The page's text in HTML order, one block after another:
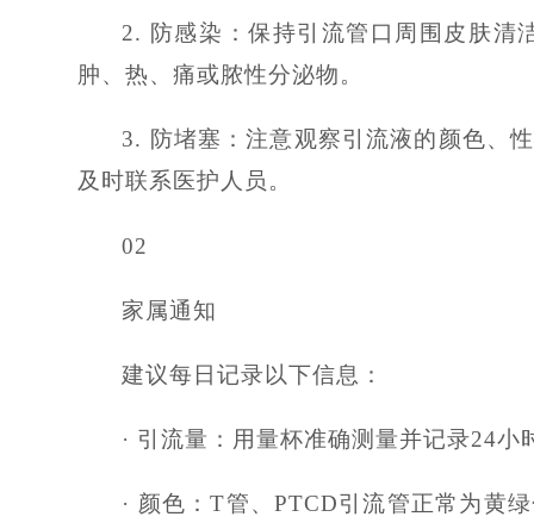
2. 防感染：保持引流管口周围皮肤清
肿、热、痛或脓性分泌物。
3. 防堵塞：注意观察引流液的颜色、
及时联系医护人员。
02
家属通知
建议每日记录以下信息：
· 引流量：用量杯准确测量并记录24小
· 颜色：T管、PTCD引流管正常为黄